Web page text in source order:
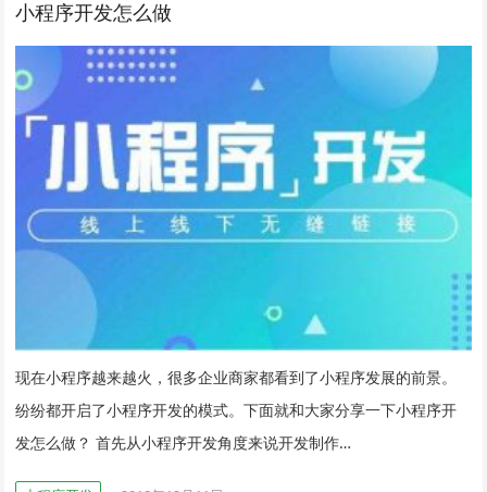
小程序开发怎么做
现在小程序越来越火，很多企业商家都看到了小程序发展的前景。
纷纷都开启了小程序开发的模式。下面就和大家分享一下小程序开
发怎么做？ 首先从小程序开发角度来说开发制作…